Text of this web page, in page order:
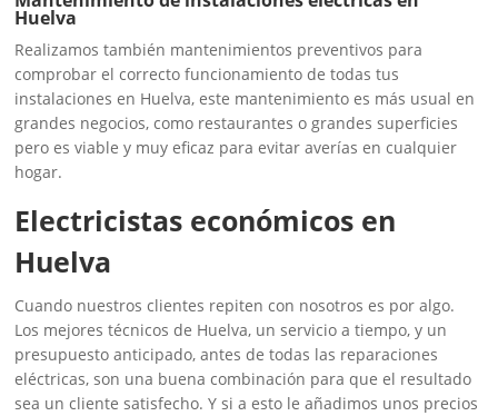
Huelva
Realizamos también mantenimientos preventivos para
comprobar el correcto funcionamiento de todas tus
instalaciones en Huelva, este mantenimiento es más usual en
grandes negocios, como restaurantes o grandes superficies
pero es viable y muy eficaz para evitar averías en cualquier
hogar.
Electricistas económicos en
Huelva
Cuando nuestros clientes repiten con nosotros es por algo.
Los mejores técnicos de Huelva, un servicio a tiempo, y un
presupuesto anticipado, antes de todas las reparaciones
eléctricas, son una buena combinación para que el resultado
sea un cliente satisfecho. Y si a esto le añadimos unos precios